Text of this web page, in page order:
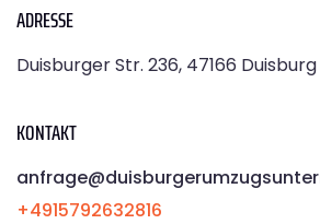
ADRESSE
Duisburger Str. 236, 47166 Duisburg
KONTAKT
+4915792632816